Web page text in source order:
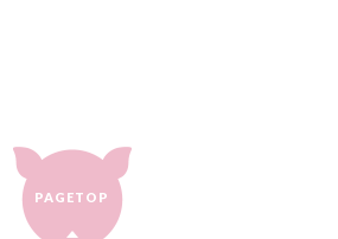
PAGETOP